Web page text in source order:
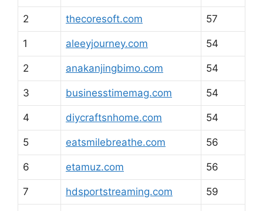
2 thecoresoft.com 57
1 aleeyjourney.com 54
2 anakanjingbimo.com 54
3 businesstimemag.com 54
4 diycraftsnhome.com 54
5 eatsmilebreathe.com 56
6 etamuz.com 56
7 hdsportstreaming.com 59